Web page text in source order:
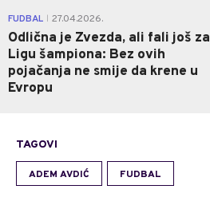
FUDBAL 27.04.2026.
Odlična je Zvezda, ali fali još za
Ligu šampiona: Bez ovih
pojačanja ne smije da krene u
Evropu
TAGOVI
ADEM AVDIĆ FUDBAL